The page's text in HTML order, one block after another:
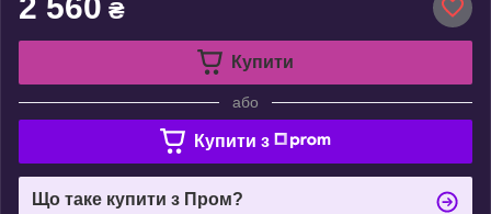
₴
Купити
або
Купити з
Що таке купити з Пром?